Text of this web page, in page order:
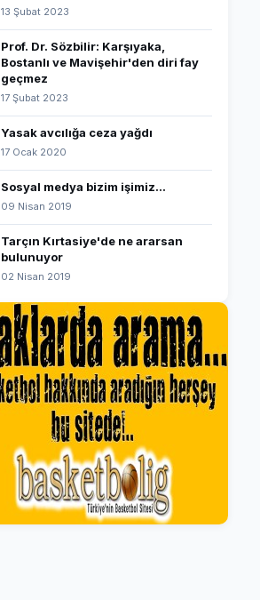
13 Şubat 2023
Prof. Dr. Sözbilir: Karşıyaka,
Bostanlı ve Mavişehir'den diri fay
geçmez
17 Şubat 2023
Yasak avcılığa ceza yağdı
17 Ocak 2020
Sosyal medya bizim işimiz...
09 Nisan 2019
Tarçın Kırtasiye'de ne ararsan
bulunuyor
02 Nisan 2019